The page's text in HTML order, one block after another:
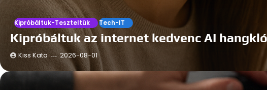
Kipróbáltuk-Teszteltük Tech-IT
Kipróbáltuk az internet kedvenc AI
Kiss Kata 2026-08-01